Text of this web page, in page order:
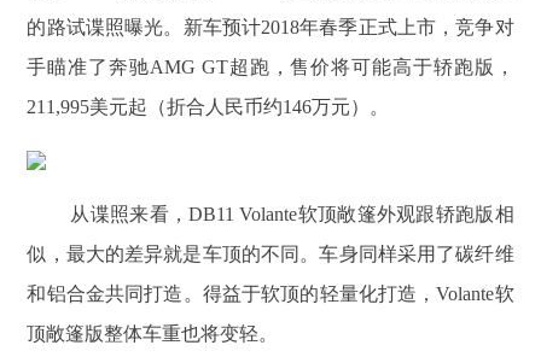
的路试谍照曝光。新车预计2018年春季正式上市，竞争对
手瞄准了奔驰AMG GT超跑，售价将可能高于轿跑版，
211,995美元起（折合人民币约146万元）。
从谍照来看，DB11 Volante软顶敞篷外观跟轿跑版相
似，最大的差异就是车顶的不同。车身同样采用了碳纤维
和铝合金共同打造。得益于软顶的轻量化打造，Volante软
顶敞篷版整体车重也将变轻。